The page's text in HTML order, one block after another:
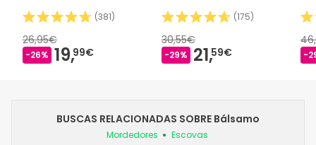
(381)
26,95€
-26% 19,99€
(175)
30,55€
-29% 21,59€ -
BUSCAS RELACIONADAS SOBRE Bálsamo
Mordedores Escovas